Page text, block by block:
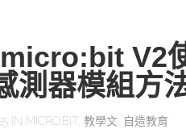
創客開發板AI加速晶片觀察
micro:bit V2
測器模組方
IN MICRO:BIT 教學文 自造教育